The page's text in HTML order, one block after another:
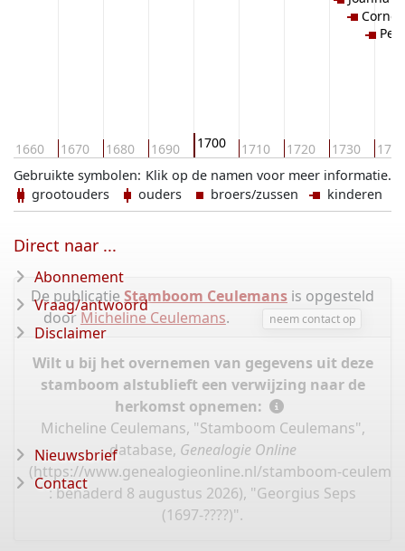
1660 1670 1680 1690 1700 1710 1720 1730 1740
Klik op de namen voor meer informatie.
Gebruikte symbolen:
grootouders
ouders broers/zussen kinderen
De publicatie Stamboom Ceulemans is opgesteld
door Micheline Ceulemans. neem contact op
Wilt u bij het overnemen van gegevens uit deze
stamboom alstublieft een verwijzing naar de
herkomst opnemen:
Micheline Ceulemans, "Stamboom Ceulemans",
database, Genealogie Online
(https://www.genealogieonline.nl/stamboom-
: benaderd 8 augustus 2026), "Georgius Seps
(1697-????)".
Direct naar ...
Abonnement
Vraag/antwoord
Disclaimer
Nieuwsbrief
Contact